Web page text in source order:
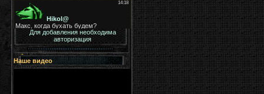
Для добавления необходима
авторизация
Наше видео